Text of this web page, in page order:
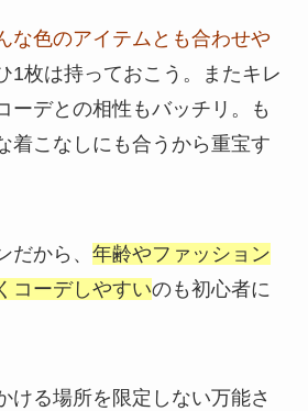
な色のアイテムとも合わせや
1枚は持っておこう。またキレ
ーデとの相性もバッチリ。も
着こなしにも合うから重宝す
だから、 年齢やファッション
コーデしやすいのも初心者に
ける場所を限定しない万能さ